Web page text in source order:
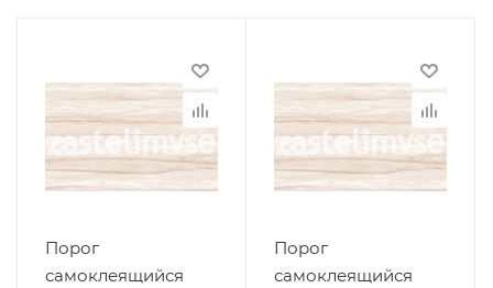
Порог
самоклеящийся
Порог
самоклеящийся